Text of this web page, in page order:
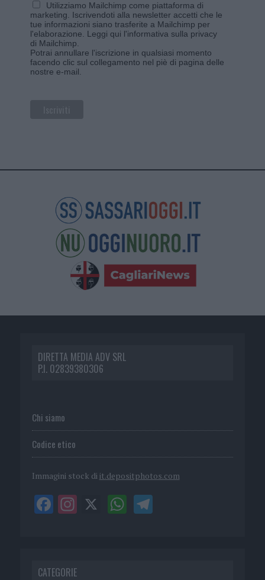
Utilizziamo Mailchimp come piattaforma di
marketing. Iscrivendoti alla newsletter accetti che le
tue informazioni siano trasferite a Mailchimp per
l'elaborazione. Leggi qui l'informativa sulla privacy
di Mailchimp.
Potrai annullare l'iscrizione in qualsiasi momento
facendo clic sul collegamento nel piè di pagina delle
nostre e-mail.
DIRETTA MEDIA ADV SRL
P.I. 02839380306
Chi siamo
Codice etico
Immagini stock di it.depositphotos.com
CATEGORIE